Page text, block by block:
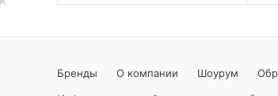
Бренды О компании Шоурум